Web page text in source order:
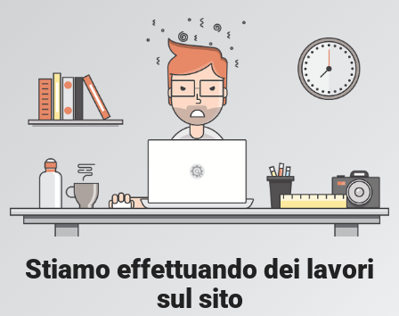
Stiamo effettuando dei lavori
sul sito